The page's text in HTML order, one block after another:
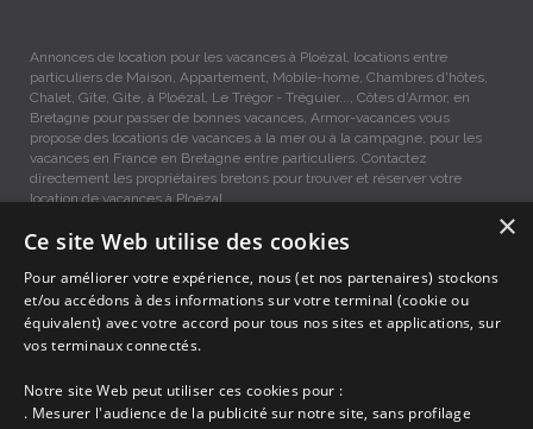
Annonces de location pour les vacances à Ploézal, locations entre
particuliers de Maison, Appartement, Mobile-home, Chambres d'hôtes,
Chalet, Gîte, Gite, à Ploézal, Le Trégor - Tréguier..., Côtes d'Armor, en
Bretagne pour passer de bonnes vacances, Armor-vacances vous
propose des locations de vacances à la mer ou à la campagne, pour les
vacances en France en Bretagne entre particuliers. Contactez
directement les propriétaires bretons pour trouver et réserver votre
location de vacances à Ploézal.
Locations vacances Ploézal entre particuliers.
Accueil
Dernières minutes
Découvrir les départements bretons
Qui sommes-nous ?
×
Ce site Web utilise des cookies
Pour améliorer votre expérience, nous (et nos partenaires) stockons
et/ou accédons à des informations sur votre terminal (cookie ou
équivalent) avec votre accord pour tous nos sites et applications, sur
vos terminaux connectés.
Notre site Web peut utiliser ces cookies pour :
. Mesurer l'audience de la publicité sur notre site, sans profilage